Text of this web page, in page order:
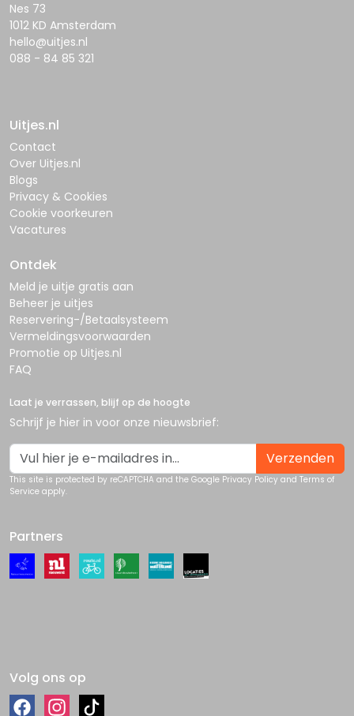
Nes 73
1012 KD Amsterdam
hello@uitjes.nl
088 - 84 85 321
Uitjes.nl
Contact
Over Uitjes.nl
Blogs
Privacy & Cookies
Cookie voorkeuren
Vacatures
Ontdek
Meld je uitje gratis aan
Beheer je uitjes
Reservering-/Betaalsysteem
Vermeldingsvoorwaarden
Promotie op Uitjes.nl
FAQ
Laat je verrassen, blijf op de hoogte
Schrijf je hier in voor onze nieuwsbrief:
Verzenden
This site is protected by reCAPTCHA and the Google Privacy Policy and Terms of
Service apply.
Partners
Volg ons op